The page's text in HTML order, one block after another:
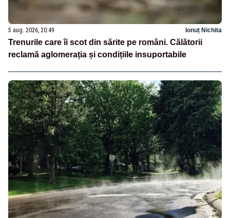
5 aug. 2026, 20:49 Ionuț Nichita
Trenurile care îi scot din sărite pe români. Călătorii
reclamă aglomerația și condițiile insuportabile